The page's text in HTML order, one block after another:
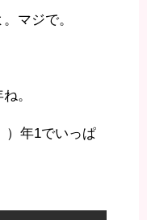
マジで。
。
）年1でいっぱ